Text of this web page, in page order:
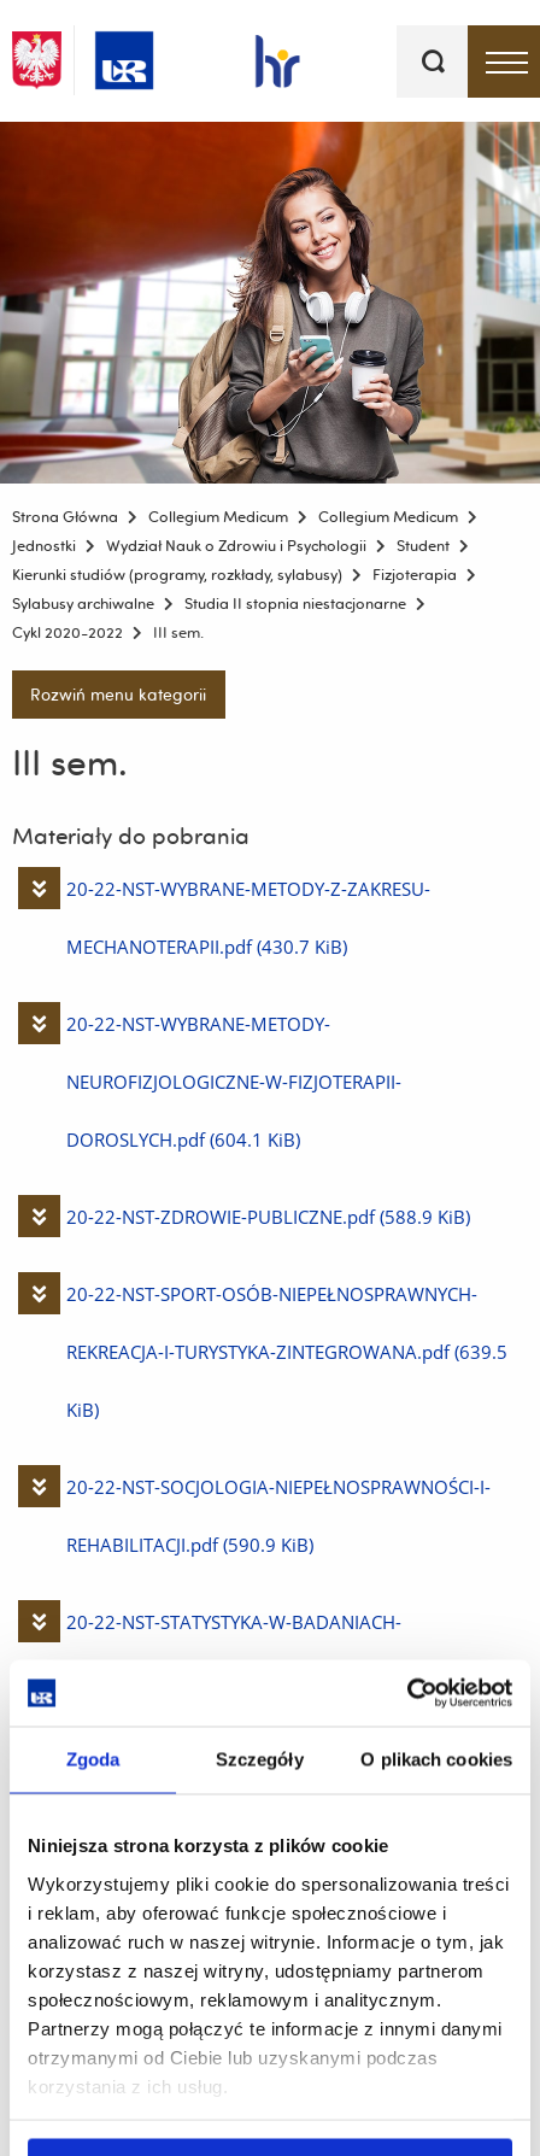
Zgoda Szczegóły O plikach cookies
Niniejsza strona korzysta z plików cookie
Wykorzystujemy pliki cookie do spersonalizowania treści
i reklam, aby oferować funkcje społecznościowe i
analizować ruch w naszej witrynie. Informacje o tym, jak
korzystasz z naszej witryny, udostępniamy partnerom
społecznościowym, reklamowym i analitycznym.
Partnerzy mogą połączyć te informacje z innymi danymi
otrzymanymi od Ciebie lub uzyskanymi podczas
korzystania z ich usług.
kluczowe
Strona Główna Collegium Medicum
Collegium Medicum
Jednostki
Wydział Nauk o Zdrowiu i Psychologii
Student
Kierunki studiów (programy, rozkłady, sylabusy)
Fizjoterapia
Sylabusy archiwalne
Studia II stopnia niestacjonarne
Cykl 2020-2022
III sem.
Rozwiń menu kategorii
III sem.
Materiały do pobrania
Pobierz
plik
20-22-NST-WYBRANE-METODY-Z-ZAKRESU-
MECHANOTERAPII.pdf (430.7 KiB)
Pobierz
plik
20-22-NST-WYBRANE-METODY-
NEUROFIZJOLOGICZNE-W-FIZJOTERAPII-
DOROSLYCH.pdf (604.1 KiB)
Pobierz
20-22-NST-ZDROWIE-PUBLICZNE.pdf (588.9 KiB)
Pobierz
plik
20-22-NST-SPORT-OSÓB-NIEPEŁNOSPRAWNYCH-
REKREACJA-I-TURYSTYKA-ZINTEGROWANA.pdf (639.5
KiB)
Pobierz
plik
20-22-NST-SOCJOLOGIA-NIEPEŁNOSPRAWNOŚCI-I-
REHABILITACJI.pdf (590.9 KiB)
Pobierz
20-22-NST-STATYSTYKA-W-BADANIACH-
Pobierz
20-22-NST-SEMINARIUM-MAGISTERSKIE.pdf (366.1 KiB)
Pobierz
plik
20-22-NST-PRACA-W-ZESPOŁACH-BADAWCZYCH.pdf
(431.8 KiB)
Pobierz
plik
20-22-NST-PODSTAWY-PLYWANIA.pdf (522.6 KiB)
Pobierz
plik
20-22-NST-PODSTAWOWE-METODY-
NEUROFIZJOLOGICZNE-W-TERAPII-MPD.pdf